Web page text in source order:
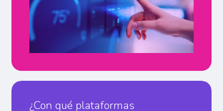
¿Con qué plataformas